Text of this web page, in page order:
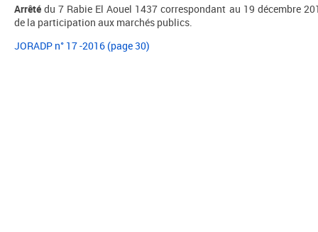
Arrêté du 7 Rabie El Aouel 1437 correspondant au 19 décembre
de la participation aux marchés publics.
JORADP n° 17 -2016 (page 30)